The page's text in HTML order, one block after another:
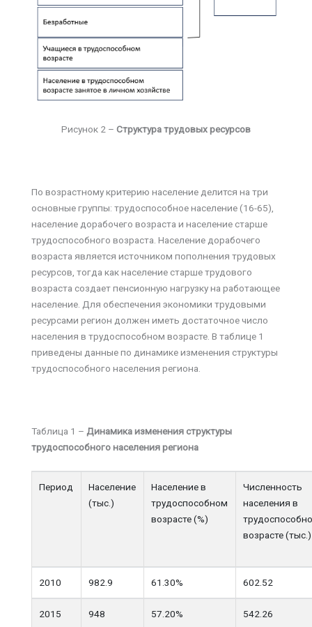
Рисунок 2 – Структура трудовых ресурсов
По возрастному критерию население делится на три
основные группы: трудоспособное население (16-65),
население дорабочего возраста и население старше
трудоспособного возраста. Население дорабочего
возраста является источником пополнения трудовых
ресурсов, тогда как население старше трудового
возраста создает пенсионную нагрузку на работающее
население. Для обеспечения экономики трудовыми
ресурсами регион должен иметь достаточное число
населения в трудоспособном возрасте. В таблице 1
приведены данные по динамике изменения структуры
трудоспособного населения региона.
Таблица 1 – Динамика изменения структуры
трудоспособного населения региона
Период
Население
(тыс.)
Население в
трудоспособном
возрасте (%)
Численность
населения в
возрасте (тыс.)
2010 982.9 61.30% 602.52
2015 948 57.20% 542.26